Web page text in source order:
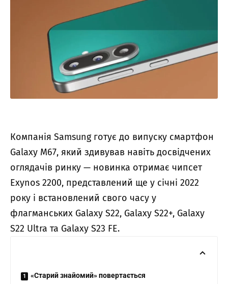
Компанія Samsung готує до випуску смартфон
Galaxy M67, який здивував навіть досвідчених
оглядачів ринку — новинка отримає чипсет
Exynos 2200, представлений ще у січні 2022
року і встановлений свого часу у
флагманських Galaxy S22, Galaxy S22+, Galaxy
S22 Ultra та Galaxy S23 FE.
«Старий знайомий» повертається